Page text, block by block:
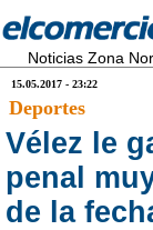
Noticias Zona
15.05.2017 - 23:22
Deportes
Vélez le
penal
de la